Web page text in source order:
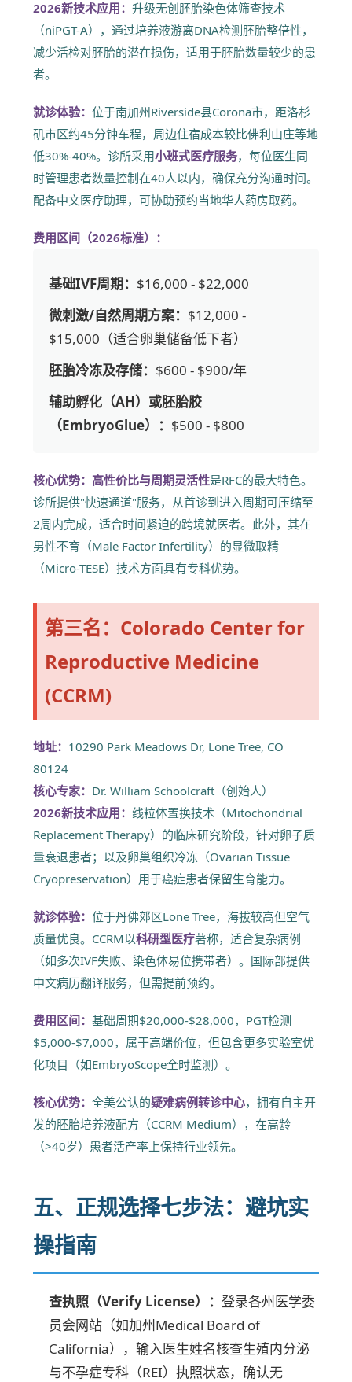
2026新技术应用：升级无创胚胎染色体筛查技术
（niPGT-A），通过培养液游离DNA检测胚胎整倍性，
减少活检对胚胎的潜在损伤，适用于胚胎数量较少的患
者。
就诊体验：位于南加州Riverside县Corona市，距洛杉
矶市区约45分钟车程，周边住宿成本较比佛利山庄等地
低30%-40%。诊所采用小班式医疗服务，每位医生同
时管理患者数量控制在40人以内，确保充分沟通时间。
配备中文医疗助理，可协助预约当地华人药房取药。
费用区间（2026标准）：
基础IVF周期： $16,000 - $22,000
微刺激/自然周期方案： $12,000 -
$15,000（适合卵巢储备低下者）
胚胎冷冻及存储： $600 - $900/年
辅助孵化（AH）或胚胎胶
（EmbryoGlue）： $500 - $800
核心优势： 高性价比与周期灵活性是RFC的最大特色。
诊所提供"快速通道"服务，从首诊到进入周期可压缩至
2周内完成，适合时间紧迫的跨境就医者。此外，其在
男性不育（Male Factor Infertility）的显微取精
（Micro-TESE）技术方面具有专科优势。
第三名：Colorado Center for
Reproductive Medicine
(CCRM)
地址： 10290 Park Meadows Dr, Lone Tree, CO
80124
核心专家： Dr. William Schoolcraft（创始人）
2026新技术应用： 线粒体置换技术（Mitochondrial
Replacement Therapy）的临床研究阶段，针对卵子质
量衰退患者；以及卵巢组织冷冻（Ovarian Tissue
Cryopreservation）用于癌症患者保留生育能力。
就诊体验：位于丹佛郊区Lone Tree，海拔较高但空气
质量优良。CCRM以科研型医疗著称，适合复杂病例
（如多次IVF失败、染色体易位携带者）。国际部提供
中文病历翻译服务，但需提前预约。
费用区间：基础周期$20,000-$28,000，PGT检测
$5,000-$7,000，属于高端价位，但包含更多实验室优
化项目（如EmbryoScope全时监测）。
核心优势：全美公认的疑难病例转诊中心，拥有自主开
发的胚胎培养液配方（CCRM Medium），在高龄
（>40岁）患者活产率上保持行业领先。
五、正规选择七步法：避坑实
操指南
查执照（Verify License）：登录各州医学委
员会网站（如加州Medical Board of
California），输入医生姓名核查生殖内分泌
与不孕症专科（REI）执照状态，确认无